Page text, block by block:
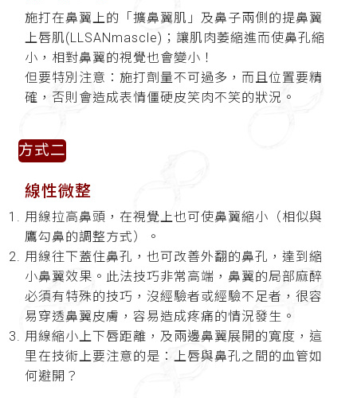
施打在鼻翼上的「擴鼻翼肌」及鼻子兩側的提鼻翼
上唇肌(LLSANmascle)；讓肌肉萎縮進而使鼻孔縮
小，相對鼻翼的視覺也會變小！
但要特別注意：施打劑量不可過多，而且位置要精
確，否則會造成表情僵硬皮笑肉不笑的狀況。
方式二
線性微整
用線拉高鼻頭，在視覺上也可使鼻翼縮小（相似與
鷹勾鼻的調整方式）。
用線往下蓋住鼻孔，也可改善外翻的鼻孔，達到縮
小鼻翼效果。此法技巧非常高端，鼻翼的局部麻醉
必須有特殊的技巧，沒經驗者或經驗不足者，很容
易穿透鼻翼皮膚，容易造成疼痛的情況發生。
用線縮小上下唇距離，及兩邊鼻翼展開的寬度，這
里在技術上要注意的是：上唇與鼻孔之間的血管如
何避開？